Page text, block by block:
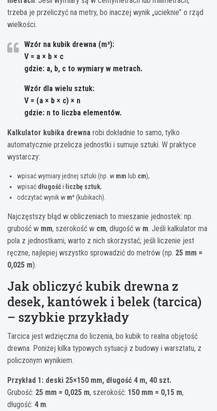
trzeba je przeliczyć na metry, bo inaczej wynik „ucieknie” o rząd
wielkości.
Wzór na kubik drewna (m³):
V = a × b × c
gdzie: a, b, c to wymiary w metrach.
Wzór dla wielu sztuk:
V = (a × b × c) × n
gdzie: n to liczba elementów.
Kalkulator kubika drewna robi dokładnie to samo, tylko
automatycznie przelicza jednostki i sumuje sztuki. W praktyce
wystarczy:
wpisać wymiary jednej sztuki (np. w mm lub cm),
wpisać długośći liczbę sztuk,
odczytać wynik w m³ (kubikach).
Najczęstszy błąd w obliczeniach to mieszanie jednostek: np.
grubość w mm, szerokość w cm, długość w m. Jeśli kalkulator ma
pola z jednostkami, warto z nich skorzystać; jeśli liczenie jest
ręczne, najlepiej wszystko sprowadzić do metrów (np. 25 mm =
0,025 m).
Jak obliczyć kubik drewna z
desek, kantówek i belek (tarcica)
– szybkie przykłady
Tarcica jest wdzięczna do liczenia, bo kubik to realna objętość
drewna. Poniżej kilka typowych sytuacji z budowy i warsztatu, z
policzonym wynikiem.
Przykład 1: deski 25×150 mm, długość 4 m, 40 szt.
Grubość: 25 mm = 0,025 m, szerokość: 150 mm = 0,15 m,
długość: 4 m.